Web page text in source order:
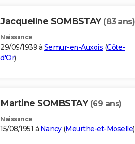
Jacqueline SOMBSTAY (83 ans)
Naissance
29/09/1939 à Semur-en-Auxois (Côte-
d'Or)
Martine SOMBSTAY (69 ans)
Naissance
15/08/1951 à Nancy(Meurthe-et-Moselle)